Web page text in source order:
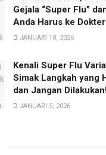
Gejala “Super Flu”
Anda Harus ke Dokter
JANUARI 10, 2026
Kenali Super Flu
Simak Langkah yang
dan Jangan
JANUARI 5, 2026